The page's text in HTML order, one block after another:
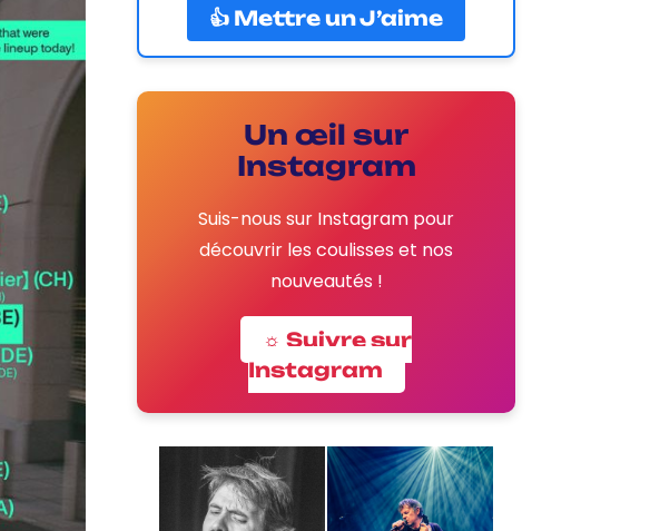
👍 Mettre un J’aime
Un œil sur
Instagram
Suis-nous sur Instagram pour
découvrir les coulisses et nos
nouveautés !
☼ Suivre sur
Instagram